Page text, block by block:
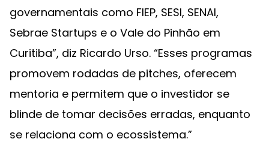
governamentais como FIEP, SESI, SENAI,
Sebrae Startups e o Vale do Pinhão em
Curitiba”, diz Ricardo Urso. “Esses programas
promovem rodadas de pitches, oferecem
mentoria e permitem que o investidor se
blinde de tomar decisões erradas, enquanto
se relaciona com o ecossistema.”